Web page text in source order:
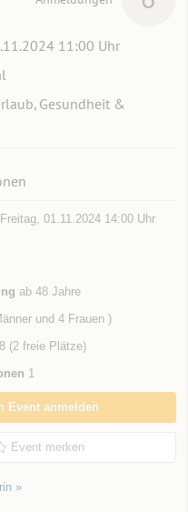
11:00 Uhr
Gesundheit &
01.11.2024 14:00 Uhr
ab 48 Jahre
und 4 Frauen )
(2 freie Plätze)
1
Event anmelden
Event merken
»